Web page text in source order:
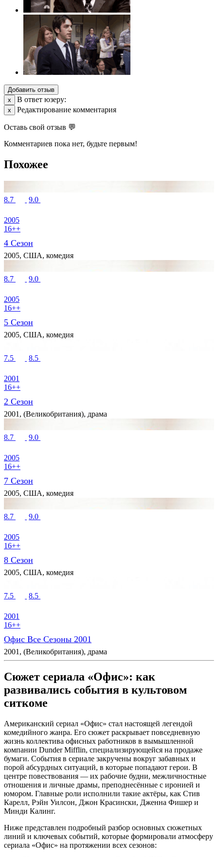
Добавить отзыв
х
В ответ юзеру:
х Редактирование комментария
Оставь свой отзыв 💬
Комментариев пока нет, будьте первым!
Похожее
8.7 9.0
2005
16++
4 Сезон
2005, США, комедия
8.7 9.0
2005
16++
5 Сезон
2005, США, комедия
7.5 8.5
2001
16++
2 Сезон
2001, (Великобритания), драма
8.7 9.0
2005
16++
7 Сезон
2005, США, комедия
8.7 9.0
2005
16++
8 Сезон
2005, США, комедия
7.5 8.5
2001
16++
Офис Все Сезоны 2001
2001, (Великобритания), драма
Сюжет сериала «Офис»: как
развивались события в культовом
ситкоме
Американский сериал «Офис» стал настоящей легендой
комедийного жанра. Его сюжет раскрывает повседневную
жизнь коллектива офисных работников в вымышленной
компании Dunder Mifflin, специализирующейся на продаже
бумаги. События в сериале закручены вокруг забавных и
порой абсурдных ситуаций, в которые попадают герои. В
центре повествования — их рабочие будни, межличностные
отношения и личные драмы, преподнесённые с иронией и
юмором. Главные роли исполнили такие актёры, как Стив
Карелл, Рэйн Уилсон, Джон Красински, Дженна Фишер и
Минди Калинг.
Ниже представлен подробный разбор основных сюжетных
линий и ключевых событий, которые формировали атмосферу
сериала «Офис» на протяжении всех сезонов: